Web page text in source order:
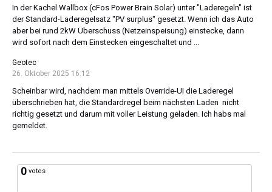
In der Kachel Wallbox (cFos Power Brain Solar) unter "Laderegeln" ist
der Standard-Laderegelsatz "PV surplus" gesetzt. Wenn ich das Auto
aber bei rund 2kW Überschuss (Netzeinspeisung) einstecke, dann
wird sofort nach dem Einstecken eingeschaltet und ...
Geotec
26. Oktober 2025 16:12
Scheinbar wird, nachdem man mittels Override-UI die Laderegel
überschrieben hat, die Standardregel beim nächsten Laden nicht
richtig gesetzt und darum mit voller Leistung geladen. Ich habs mal
gemeldet.
0 votes